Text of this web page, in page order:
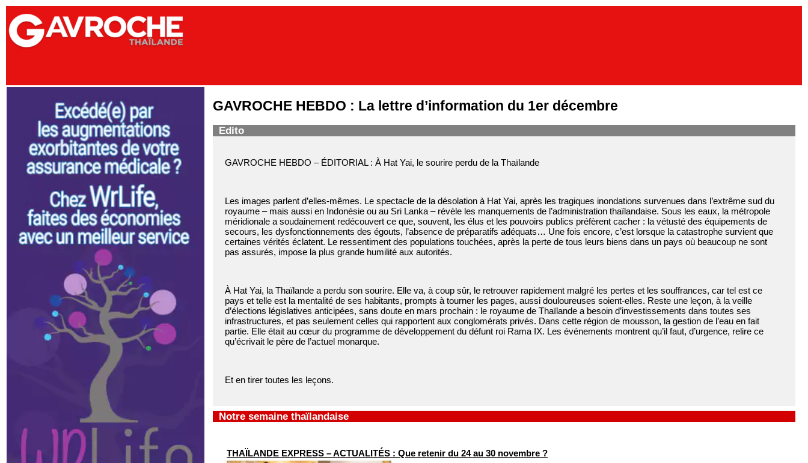
GAVROCHE HEBDO : La lettre d’information du 1er décembre
Edito
GAVROCHE HEBDO – ÉDITORIAL : À Hat Yai, le sourire perdu de la Thaïlande
Les images parlent d’elles-mêmes. Le spectacle de la désolation à Hat Yai, après les tragiques inondations survenues dans l’extrême sud du
royaume – mais aussi en Indonésie ou au Sri Lanka – révèle les manquements de l’administration thaïlandaise. Sous les eaux, la métropole
méridionale a soudainement redécouvert ce que, souvent, les élus et les pouvoirs publics préfèrent cacher : la vétusté des équipements de
secours, les dysfonctionnements des égouts, l’absence de préparatifs adéquats… Une fois encore, c’est lorsque la catastrophe survient que
certaines vérités éclatent. Le ressentiment des populations touchées, après la perte de tous leurs biens dans un pays où beaucoup ne sont
pas assurés, impose la plus grande humilité aux autorités.
À Hat Yai, la Thaïlande a perdu son sourire. Elle va, à coup sûr, le retrouver rapidement malgré les pertes et les souffrances, car tel est ce
pays et telle est la mentalité de ses habitants, prompts à tourner les pages, aussi douloureuses soient-elles. Reste une leçon, à la veille
d’élections législatives anticipées, sans doute en mars prochain : le royaume de Thaïlande a besoin d’investissements dans toutes ses
infrastructures, et pas seulement celles qui rapportent aux conglomérats privés. Dans cette région de mousson, la gestion de l’eau en fait
partie. Elle était au cœur du programme de développement du défunt roi Rama IX. Les événements montrent qu’il faut, d’urgence, relire ce
qu’écrivait le père de l’actuel monarque.
Et en tirer toutes les leçons.
Notre semaine thaïlandaise
THAÏLANDE EXPRESS – ACTUALITÉS : Que retenir du 24 au 30 novembre ?